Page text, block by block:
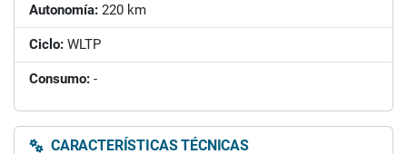
Autonomía: 220 km
Ciclo: WLTP
Consumo: -
CARACTERÍSTICAS TÉCNICAS